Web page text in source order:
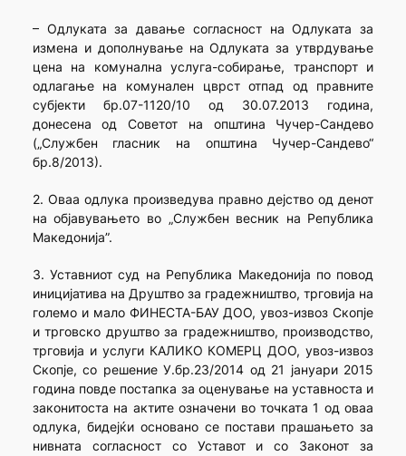
– Одлуката за давање согласност на Одлуката за
измена и дополнување на Одлуката за утврдување
цена на комунална услуга-собирање, транспорт и
одлагање на комунален цврст отпад од правните
субјекти бр.07-1120/10 од 30.07.2013 година,
донесена од Советот на општина Чучер-Сандево
(„Службен гласник на општина Чучер-Сандево“
бр.8/2013).
2. Оваа одлука произведува правно дејство од денот
на објавувањето во „Службен весник на Република
Македонија”.
3. Уставниот суд на Република Македонија по повод
иницијатива на Друштво за градежништво, трговија на
големо и мало ФИНЕСТА-БАУ ДОО, увоз-извоз Скопје
и трговско друштво за градежништво, производство,
трговија и услуги КАЛИКО КОМЕРЦ ДОО, увоз-извоз
Скопје, со решение У.бр.23/2014 од 21 јануари 2015
година повде постапка за оценување на уставноста и
законитоста на актите означени во точката 1 од оваа
одлука, бидејќи основано се постави прашањето за
нивната согласност со Уставот и со Законот за